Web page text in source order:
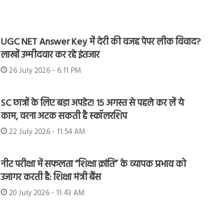
UGC NET Answer Key में देरी की वजह पेपर लीक विवाद?
लाखों उम्मीदवार कर रहे इंतजार
26 July 2026 - 6:11 PM
SC छात्रों के लिए बड़ा अपडेट! 15 अगस्त से पहले कर लें ये
काम, वरना अटक सकती है स्कॉलरशिप
22 July 2026 - 11:54 AM
नीट परीक्षा में सफलता “शिक्षा क्रांति” के व्यापक प्रभाव को
उजागर करती है: शिक्षा मंत्री बैंस
20 July 2026 - 11:43 AM